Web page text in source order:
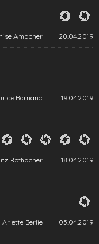
Amacher 20.04.2019
Bornand 19.04.2019
Rothacher 18.04.2019
Arlette Berlie 05.04.2019